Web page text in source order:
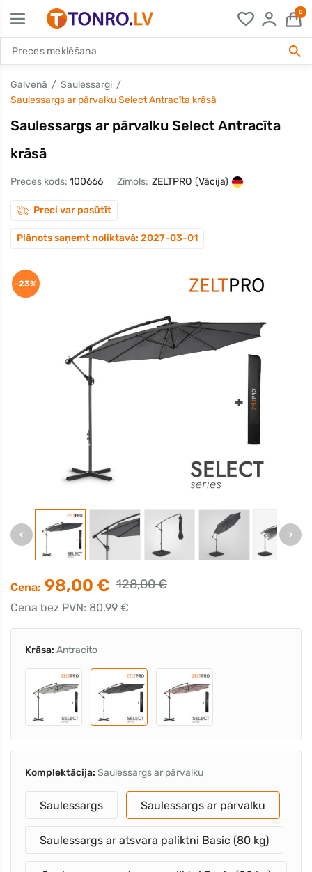
0
Galvenā
Saulessargi
Saulessargs ar pārvalku Select Antracīta krāsā
Saulessargs ar pārvalku Select Antracīta
krāsā
Preces kods: 100666 Zīmols: ZELTPRO (Vācija)
Preci var pasūtīt
Plānots saņemt noliktavā: 2027-03-01
-23%
Cena: 98,00 € 128,00 €
Cena bez PVN: 80,99 €
Krāsa: Antracito
Komplektācija: Saulessargs ar pārvalku
Saulessargs Saulessargs ar pārvalku
Saulessargs ar atsvara paliktni Basic (80 kg)